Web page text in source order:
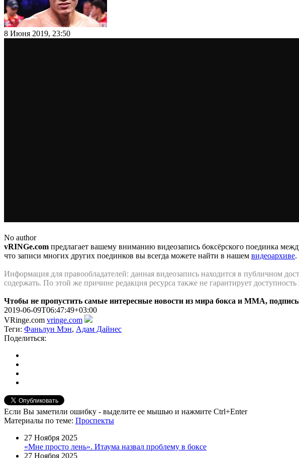
8 Июня 2019, 23:50
No author
vRINGe.com предлагает вашему вниманию видеозапись боксёрского поединка
что записи многих других поединков вы всегда можете найти в нашем видеоархиве.
Информация для правообладателей: данная видеозапись находится в публичном
содержать. По этой же причинe редакция ресурса также не гарантирует
Чтобы не пропустить самые интересные новости из мира бокса и ММА,
2019-06-09T06:47:49+03:00
VRinge.com vringe.com
Теги: Фаньлун Мэн, Адам Дайнес
Поделиться:
Если Вы заметили ошибку - выделите ее мышью и нажмите Ctrl+Enter
Материалы по теме: Проспекты
27 Ноября 2025
«Мне просто лень». Итаума назвал проблему в боксе
27 Ноября 2025